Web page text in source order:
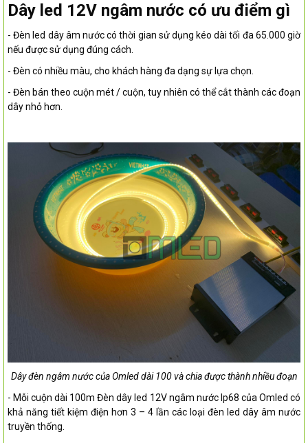
Dây led 12V ngâm nước có ưu điểm gì
- Đèn led dây âm nước có thời gian sử dụng kéo dài tối đa 65.000 giờ
nếu được sử dụng đúng cách.
- Đèn có nhiều màu, cho khách hàng đa dạng sự lựa chọn.
- Đèn bán theo cuộn mét / cuộn, tuy nhiên có thể cắt thành các đoạn
dây nhỏ hơn.
Dây đèn ngâm nước của Omled dài 100 và chia được thành nhiều đoạn
- Mỗi cuộn dài 100m Đèn dây led 12V ngâm nước Ip68 của Omled có
khả năng tiết kiệm điện hơn 3 – 4 lần các loại đèn led dây âm nước
truyền thống.